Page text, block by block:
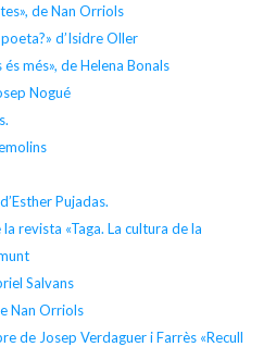
de Nan Orriols
d’Isidre Oller
més», de Helena Bonals
Nogué
Pujadas.
la revista «Taga. La cultura de la
Salvans
Nan Orriols
de Josep Verdaguer i Farrès «Recull